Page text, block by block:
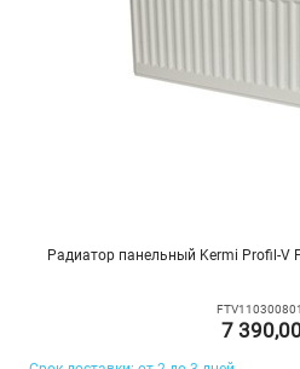
Радиатор панельный Kermi Profil-V
7